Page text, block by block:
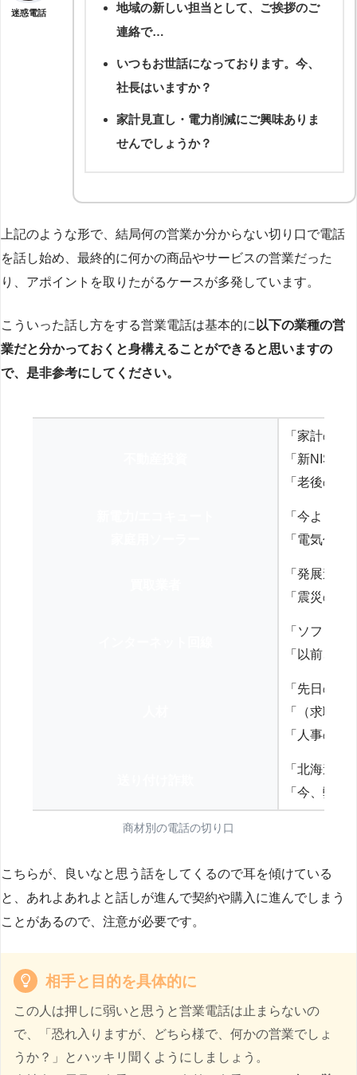
迷惑電話
地域の新しい担当として、ご挨拶のご
連絡で…
いつもお世話になっております。今、
社長はいますか？
家計見直し・電力削減にご興味ありま
せんでしょうか？
上記のような形で、結局何の営業か分からない切り口で電話
を話し始め、最終的に何かの商品やサービスの営業だった
り、アポイントを取りたがるケースが多発しています。
こういった話し方をする営業電話は基本的に 以下の業種の営
業だと分かっておくと身構えることができると思いますの
で、是非参考にしてください。
「家計の見
「新NISA
「老後の
「今より
「電気代を
「発展途
「震災の
「ソフト
「以前、
「先日の
「（求職
「人事の方
「北海道
「今、弊
商材別の電話の切り口
こちらが、良いなと思う話をしてくるので耳を傾けている
と、あれよあれよと話しが進んで契約や購入に進んでしまう
ことがあるので、注意が必要です。
相手と目的を具体的に
この人は押しに弱いと思うと営業電話は止まらないの
で、「恐れ入りますが、どちら様で、何かの営業でしょ
うか？」とハッキリ聞くようにしましょう。